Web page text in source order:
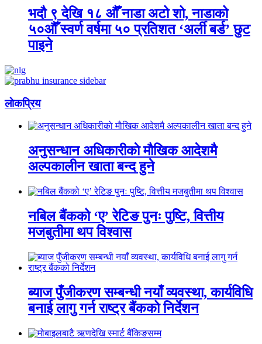
भदौ ९ देखि १८ औँ नाडा अटो शो, नाडाको
५०औँ स्वर्ण वर्षमा ५० प्रतिशत ‘अर्ली बर्ड’ छुट
पाइने
लाेकप्रिय
अनुसन्धान अधिकारीकाे माैखिक आदेशमै
अल्पकालीन खाता बन्द हुने
नबिल बैंकको ‘ए’ रेटिङ पुनः पुष्टि, वित्तीय
मजबुतीमा थप विश्वास
ब्याज पुँजीकरण सम्बन्धी नयाँ व्यवस्था, कार्यविधि
बनाई लागु गर्न राष्ट्र बैंकको निर्देशन